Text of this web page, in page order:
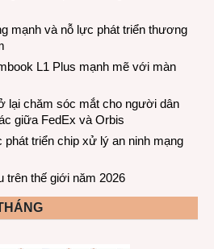
mạnh và nỗ lực phát triển thương
L1 Plus mạnh mẽ với màn
lại chăm sóc mắt cho người dân
giữa FedEx và Orbis
phát triển chip xử lý an ninh mạng
trên thế giới năm 2026